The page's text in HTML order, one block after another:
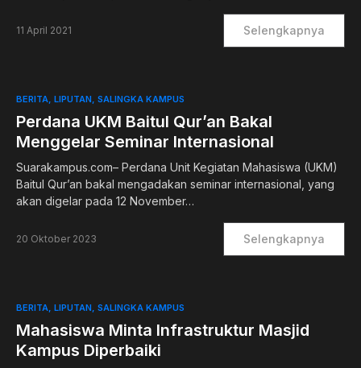
11 April 2021 Selengkapnya
BERITA LIPUTAN SALINGKA KAMPUS
Perdana UKM Baitul Qur’an Bakal
Menggelar Seminar Internasional
Suarakampus.com– Perdana Unit Kegiatan Mahasiswa (UKM)
Baitul Qur’an bakal mengadakan seminar internasional, yang
akan digelar pada 12 November…
20 Oktober 2023 Selengkapnya
BERITA LIPUTAN SALINGKA KAMPUS
Mahasiswa Minta Infrastruktur Masjid
Kampus Diperbaiki